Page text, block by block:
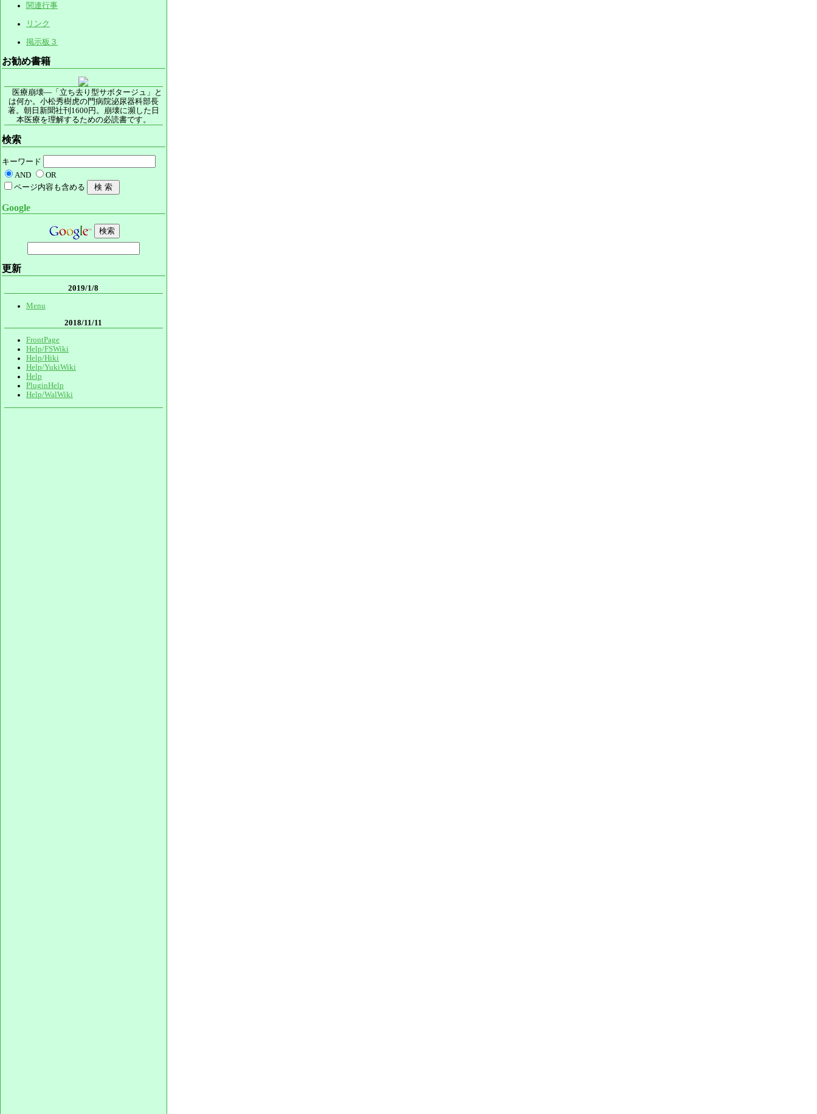
関連行事
リンク
掲示板３
お勧め書籍
医療崩壊―「立ち去り型サボタージュ」と
は何か。小松秀樹虎の門病院泌尿器科部長
著。朝日新聞社刊1600円。崩壊に瀕した日
本医療を理解するための必読書です。
検索
キーワード
AND
OR
ページ内容も含める
Google
更新
2019/1/8
Menu
2018/11/11
FrontPage
Help/FSWiki
Help/Hiki
Help/YukiWiki
Help
PluginHelp
Help/WalWiki